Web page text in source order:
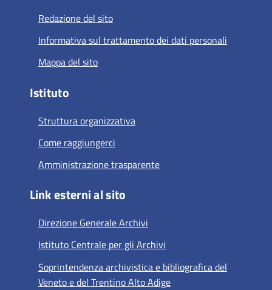
Redazione del sito
Informativa sul trattamento dei dati personali
Mappa del sito
Istituto
Struttura organizzativa
Come raggiungerci
Amministrazione trasparente
Link esterni al sito
Direzione Generale Archivi
Istituto Centrale per gli Archivi
Soprintendenza archivistica e bibliografica del
Veneto e del Trentino Alto Adige